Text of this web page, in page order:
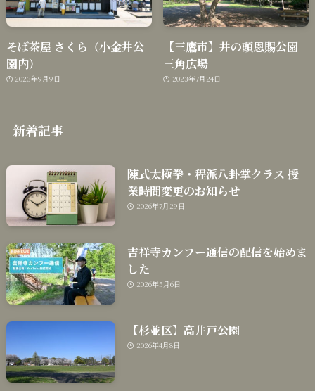
そば茶屋 さくら（小金井公
園内）
2023年9月9日
【三鷹市】井の頭恩賜公園
三角広場
2023年7月24日
新着記事
陳式太極拳・程派八卦掌クラス 授
業時間変更のお知らせ
2026年7月29日
吉祥寺カンフー通信の配信を始めま
した
2026年5月6日
【杉並区】高井戸公園
2026年4月8日